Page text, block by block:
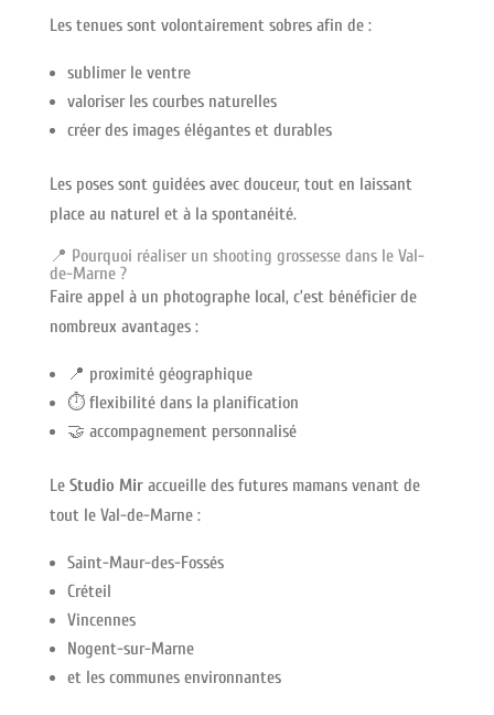
Les tenues sont volontairement sobres afin de :
sublimer le ventre
valoriser les courbes naturelles
créer des images élégantes et durables
Les poses sont guidées avec douceur, tout en laissant
place au naturel et à la spontanéité.
📍 Pourquoi réaliser un shooting grossesse dans le Val-
de-Marne ?
Faire appel à un photographe local, c’est bénéficier de
nombreux avantages :
📍 proximité géographique
⏱️ flexibilité dans la planification
🤝 accompagnement personnalisé
Le Studio Miraccueille des futures mamans venant de
tout le Val-de-Marne :
Saint-Maur-des-Fossés
Créteil
Vincennes
Nogent-sur-Marne
et les communes environnantes